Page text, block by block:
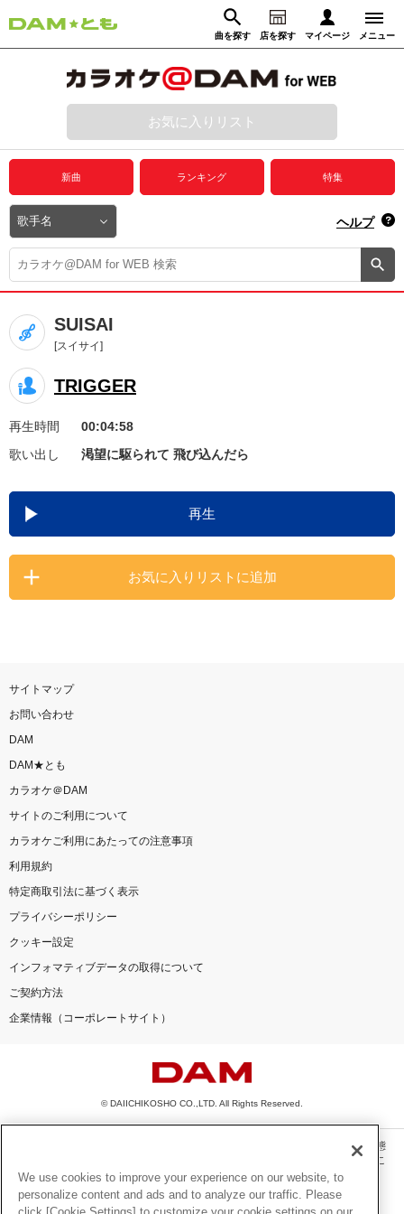
曲を探す 店を探す マイページ メニュー
動画からさがす 録音からさがす
ログイン
プレミアムサービス
DAM★とも動画
DAM★とも録音
カラオケ＠DAM
ユーザー検索
キャンペーン
お知らせ よくあるご質問
DAMの新曲・ランキングなど
カラオケ最新情報をチェック！
お気に入りリスト
新曲 ランキング 特集
ヘルプ
SUISAI
[スイサイ]
TRIGGER
再生時間
00:04:58
歌い出し
渇望に駆られて 飛び込んだら
再生
お気に入りリストに追加
サイトマップ
お問い合わせ
DAM
DAM★とも
カラオケ＠DAM
サイトのご利用について
カラオケご利用にあたっての注意事項
利用規約
特定商取引法に基づく表示
プライバシーポリシー
クッキー設定
インフォマティブデータの取得について
ご契約方法
企業情報（コーポレートサイト）
© DAIICHIKOSHO CO.,LTD. All Rights Reserved.
このサイトに掲載されている一切の文章・画像・写真・動画・音声等を、手段や形態
を問わず、著作権法の定める範囲を超えて無断で複製、転載、ファイル化などするこ
とを禁じます。
楽曲及びコンテンツは、機種によりご利用いただけない場合があります。
We use cookies to improve your experience on our website, to
personalize content and ads and to analyze our traffic. Please